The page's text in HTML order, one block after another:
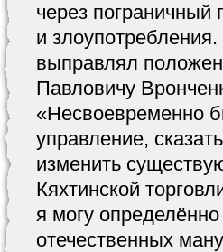
через
и
выправлял
Павловичу
«Несвоевременно
управление,
изменить
Кяхтинской
я могу
отечественных